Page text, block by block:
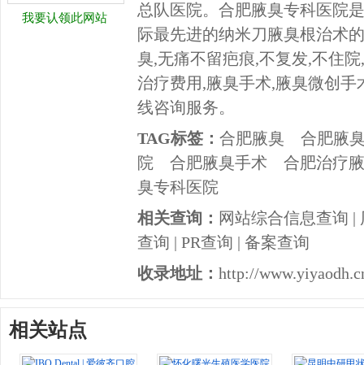
我要认领此网站
总队医院。合肥腋臭专科医院
际最先进的纳米刀腋臭根治术
臭,无痛不留疤痕,不复发,不住
治疗费用,腋臭手术,腋臭微创
线咨询服务。
TAG标签： 合肥腋臭
合肥腋
院
合肥腋臭手术
合肥治疗
臭专科医院
相关查询： 网站综合信息查询 |
查询 | PR查询 | 备案查询
收录地址： http://
相关站点